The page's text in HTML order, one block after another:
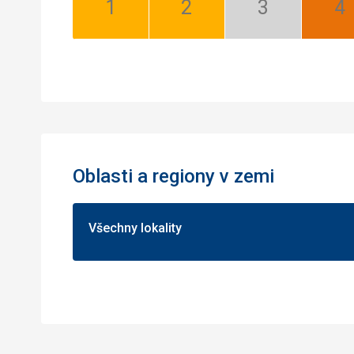
Leden:
Únor:
Březen:
Oblasti a regiony v zemi
Všechny lokality